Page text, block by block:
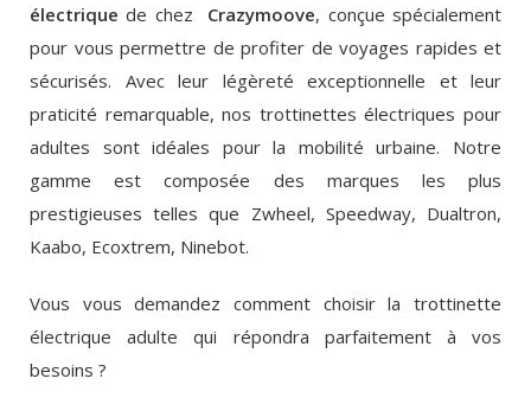
électrique de chez Crazymoove, conçue spécialement
pour vous permettre de profiter de voyages rapides et
sécurisés. Avec leur légèreté exceptionnelle et leur
praticité remarquable, nos trottinettes électriques pour
adultes sont idéales pour la mobilité urbaine. Notre
gamme est composée des marques les plus
prestigieuses telles que Zwheel, Speedway, Dualtron,
Kaabo, Ecoxtrem, Ninebot.
Vous vous demandez comment choisir la trottinette
électrique adulte qui répondra parfaitement à vos
besoins ?